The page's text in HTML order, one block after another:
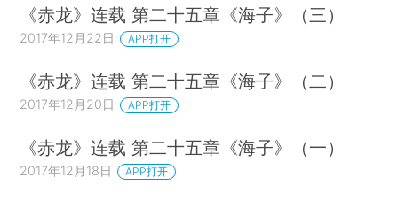
《赤龙》连载 第二十五章《海子》（三）
2017年12月22日 APP打开
《赤龙》连载 第二十五章《海子》（二）
2017年12月20日 APP打开
《赤龙》连载 第二十五章《海子》（一）
2017年12月18日 APP打开